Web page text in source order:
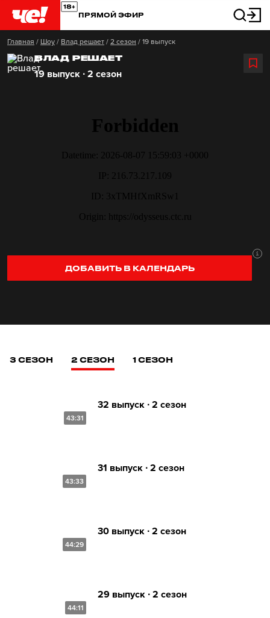
ПРЯМОЙ ЭФИР
Главная / Шоу / Влад решает / 2 сезон / 19 выпуск
ВЛАД РЕШАЕТ
19 выпуск ∙ 2 сезон
ДОБАВИТЬ В КАЛЕНДАРЬ
3 СЕЗОН 2 СЕЗОН 1 СЕЗОН
43:31
32 выпуск ∙ 2 сезон
43:33
31 выпуск ∙ 2 сезон
44:29
30 выпуск ∙ 2 сезон
44:11
29 выпуск ∙ 2 сезон